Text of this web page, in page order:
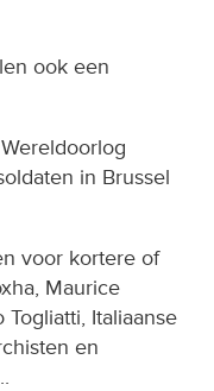
ook een
in Brussel
voor kortere of
Maurice
Italiaanse
en